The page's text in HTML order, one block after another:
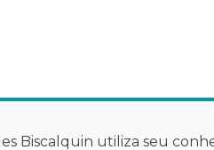
Biscalquin utiliza seu